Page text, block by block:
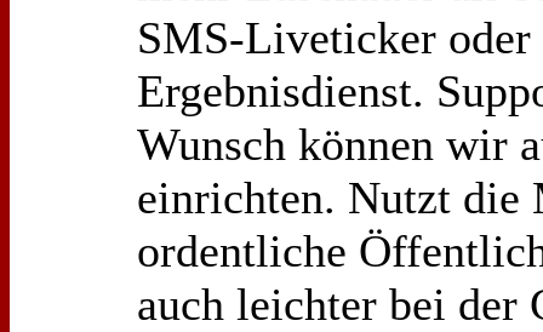
SMS-Liveticker oder
Ergebnisdienst.
Wunsch können wir
einrichten. Nutzt die
ordentliche
auch leichter bei der